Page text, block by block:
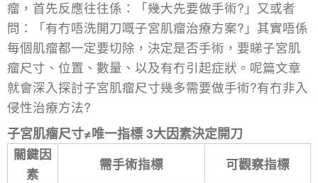
瘤，首先反應往往係：「幾大先要做手術?」又或者
問：「有冇唔洗開刀嘅子宮肌瘤治療方案?」其實唔係
每個肌瘤都一定要切除，決定是否手術，要睇子宮肌
瘤尺寸、位置、數量、以及有冇引起症狀。呢篇文章
就會深入探討子宮肌瘤尺寸幾多需要做手術?有冇非入
侵性治療方法?
子宮肌瘤尺寸≠唯一指標 3大因素決定開刀
關鍵因
素
需手術指標
可觀察指標